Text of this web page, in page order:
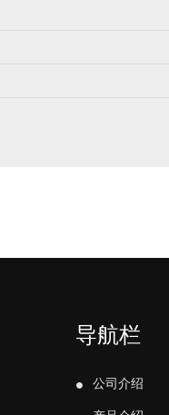
导航栏
公司介绍